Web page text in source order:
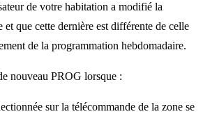
de votre habitation a modifié la
et que cette dernière est différente de celle
de la programmation hebdomadaire.
nouveau PROG lorsque :
sur la télécommande de la zone se